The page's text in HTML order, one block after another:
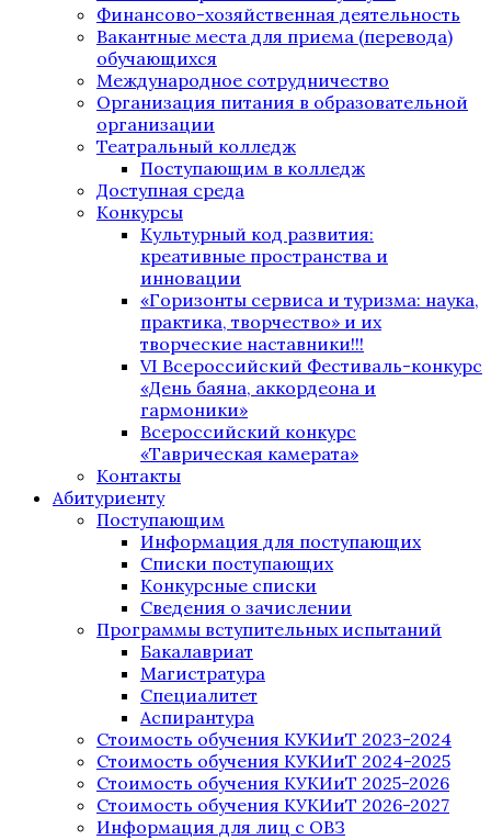
Финансово-хозяйственная деятельность
Вакантные места для приема (перевода)
обучающихся
Международное сотрудничество
Организация питания в образовательной
организации
Театральный колледж
Поступающим в колледж
Доступная среда
Конкурсы
Культурный код развития:
креативные пространства и
инновации
«Горизонты сервиса и туризма: наука,
практика, творчество» и их
творческие наставники!!!
VI Всероссийский Фестиваль-конкурс
«День баяна, аккордеона и
гармоники»
Всероссийский конкурс
«Таврическая камерата»
Контакты
Абитуриенту
Поступающим
Информация для поступающих
Списки поступающих
Конкурсные списки
Сведения о зачислении
Программы вступительных испытаний
Бакалавриат
Магистратура
Специалитет
Аспирантура
Стоимость обучения КУКИиТ 2023-2024
Стоимость обучения КУКИиТ 2024-2025
Стоимость обучения КУКИиТ 2025-2026
Стоимость обучения КУКИиТ 2026-2027
Информация для лиц с ОВЗ